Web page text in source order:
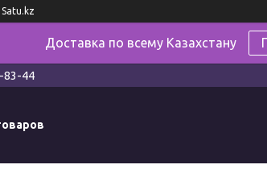
Доставка по всему Казахстану
83-44